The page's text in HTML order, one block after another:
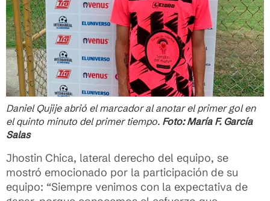
Daniel Qujije abrió el marcador al anotar el primer gol en
el quinto minuto del primer tiempo. Foto: María F. García
Salas
Jhostin Chica, lateral derecho del equipo, se
mostró emocionado por la participación de su
equipo: “Siempre venimos con la expectativa de